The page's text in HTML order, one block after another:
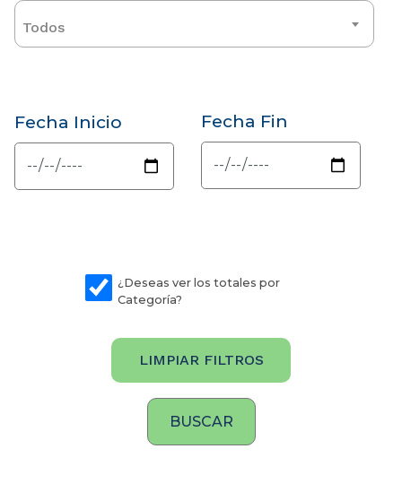
Todos
Fecha Inicio Fecha Fin
¿Deseas ver los totales por
Categoría?
LIMPIAR FILTROS